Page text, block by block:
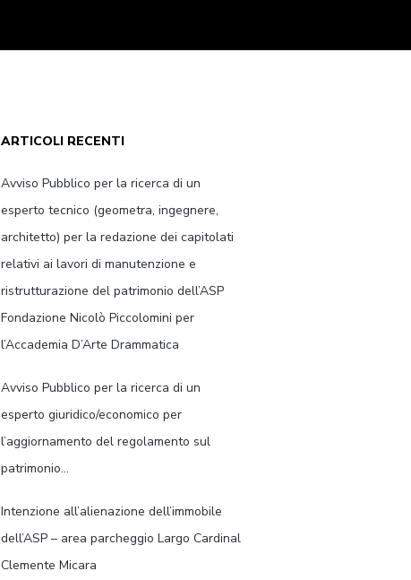
ARTICOLI RECENTI
Avviso Pubblico per la ricerca di un
esperto tecnico (geometra, ingegnere,
architetto) per la redazione dei capitolati
relativi ai lavori di manutenzione e
ristrutturazione del patrimonio dell’ASP
Fondazione Nicolò Piccolomini per
l’Accademia D’Arte Drammatica
Avviso Pubblico per la ricerca di un
esperto giuridico/economico per
l’aggiornamento del regolamento sul
patrimonio…
Intenzione all’alienazione dell’immobile
dell’ASP – area parcheggio Largo Cardinal
Clemente Micara